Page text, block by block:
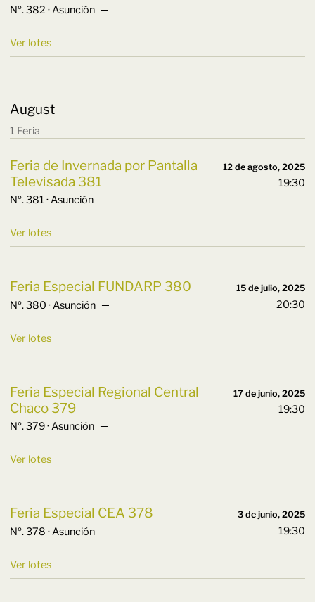
Nº. 382 · Asunción ─
Ver lotes
August
1 Feria
Feria de Invernada por Pantalla
Televisada 381
Nº. 381 · Asunción ─
Ver lotes
12 de agosto, 2025
19:30
Feria Especial FUNDARP 380
Nº. 380 · Asunción ─
Ver lotes
15 de julio, 2025
20:30
Feria Especial Regional Central
Chaco 379
Nº. 379 · Asunción ─
Ver lotes
17 de junio, 2025
19:30
Feria Especial CEA 378
Nº. 378 · Asunción ─
Ver lotes
3 de junio, 2025
19:30